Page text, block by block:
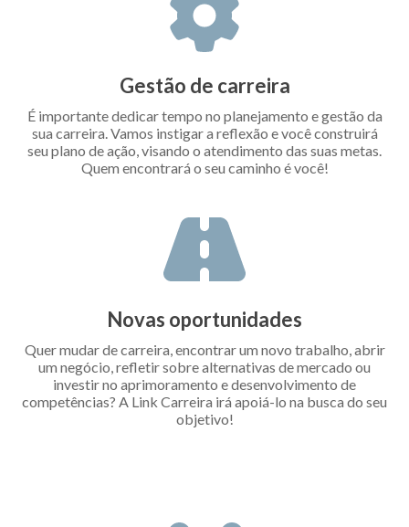
Gestão de carreira
É importante dedicar tempo no planejamento e gestão da
sua carreira. Vamos instigar a reflexão e você construirá
seu plano de ação, visando o atendimento das suas metas.
Quem encontrará o seu caminho é você!
Novas oportunidades
Quer mudar de carreira, encontrar um novo trabalho, abrir
um negócio, refletir sobre alternativas de mercado ou
investir no aprimoramento e desenvolvimento de
competências? A Link Carreira irá apoiá-lo na busca do seu
objetivo!